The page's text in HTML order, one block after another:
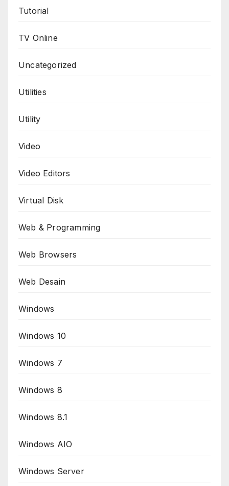
Tutorial
TV Online
Uncategorized
Utilities
Utility
Video
Video Editors
Virtual Disk
Web & Programming
Web Browsers
Web Desain
Windows
Windows 10
Windows 7
Windows 8
Windows 8.1
Windows AIO
Windows Server